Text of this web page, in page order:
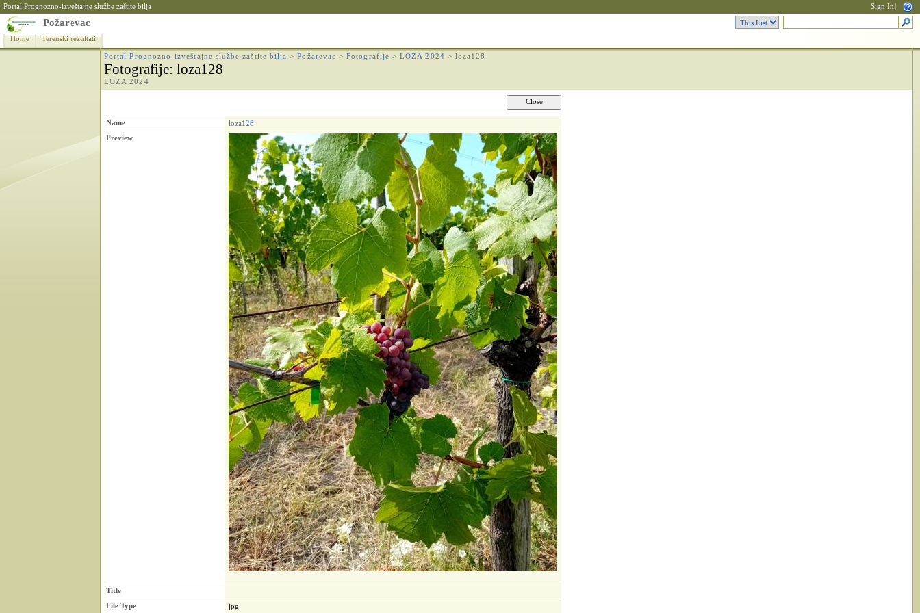
Portal Prognozno-izveštajne službe zaštite bilja Sign In
Požarevac
Home Terenski rezultati
Portal Prognozno-izveštajne službe zaštite bilja >Požarevac >Fotografije >LOZA 2024 > loza128
Fotografije: loza128
LOZA 2024
Name
loza128
Preview
Title
File Type
jpg